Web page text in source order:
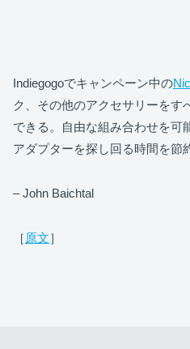
Indiegogoでキャンペーン中の
ク、その他のアクセサリーをす
できる。自由な組み合わせを可
アダプターを探し回る時間を節
– John Baichtal
［ 原文］